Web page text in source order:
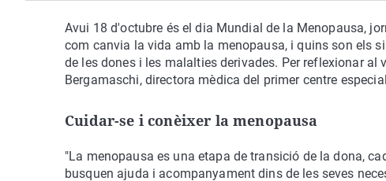
Avui 18 d'octubre és el dia Mundial de la Menopausa,
com canvia la vida amb la menopausa, i quins son els
de les dones i les malalties derivades. Per reflexionar
Bergamaschi, directora mèdica del primer centre
Cuidar-se i conèixer la menopausa
"La menopausa es una etapa de transició de la dona,
busquen ajuda i acompanyament dins de les seves